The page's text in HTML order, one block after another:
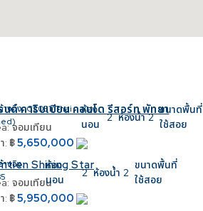
างอิง: C2051(Thai
ห้อง
นอน
2 ห้องน้ำ 2
ขนาดพื้นที่
ใช้สอย
นด์ คาริบเบียน คอนโด รีสอร์ท พัทยา
จอมเทียน
: ฿5,650,000
างอิง:
ห้อง
นอน
2 ห้องน้ำ 2
ขนาดพื้นที่
ใช้สอย
Shining Star
จอมเทียน
: ฿5,950,000